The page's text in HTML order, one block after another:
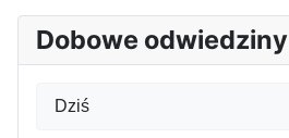
Dobowe odwiedziny
Dziś